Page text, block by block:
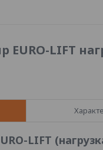
LIFT
LIFT